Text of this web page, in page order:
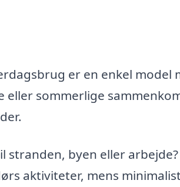
er en enkel model
eller sommerlige
stranden, byen eller arbejde?
aktiviteter, mens